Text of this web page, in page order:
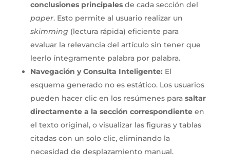
conclusiones principalesde cada sección del
paper. Esto permite al usuario realizar un
skimming (lectura rápida) eficiente para
evaluar la relevancia del artículo sin tener que
leerlo íntegramente palabra por palabra.
Navegación y Consulta Inteligente: El
esquema generado no es estático. Los usuarios
pueden hacer clic en los resúmenes para saltar
directamente a la sección correspondienteen
el texto original, o visualizar las figuras y tablas
citadas con un solo clic, eliminando la
necesidad de desplazamiento manual.